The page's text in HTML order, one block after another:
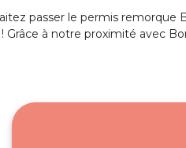
passer le permis remorque
à notre proximité avec